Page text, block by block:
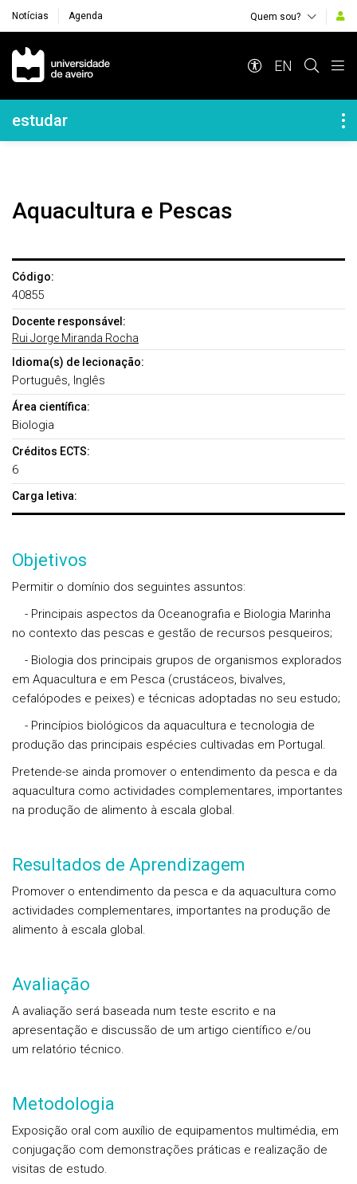
Notícias Agenda Quem sou?
Navegação Principal
EN
Navegação Lateral
estudar
Aquacultura e Pescas
Código:
40855
Docente responsável:
Rui Jorge Miranda Rocha
Idioma(s) de lecionação:
Português, Inglês
Área científica:
Biologia
Créditos ECTS:
6
Carga letiva:
Objetivos
Permitir o domínio dos seguintes assuntos:
- Principais aspectos da Oceanografia e Biologia Marinha
no contexto das pescas e gestão de recursos pesqueiros;
- Biologia dos principais grupos de organismos explorados
em Aquacultura e em Pesca (crustáceos, bivalves,
cefalópodes e peixes) e técnicas adoptadas no seu estudo;
- Princípios biológicos da aquacultura e tecnologia de
produção das principais espécies cultivadas em Portugal.
Pretende-se ainda promover o entendimento da pesca e da
aquacultura como actividades complementares, importantes
na produção de alimento à escala global.
Resultados de Aprendizagem
Promover o entendimento da pesca e da aquacultura como
actividades complementares, importantes na produção de
alimento à escala global.
Avaliação
A avaliação será baseada num teste escrito e na
apresentação e discussão de um artigo científico e/ou
um relatório técnico.
Metodologia
Exposição oral com auxílio de equipamentos multimédia, em
conjugação com demonstrações práticas e realização de
visitas de estudo.